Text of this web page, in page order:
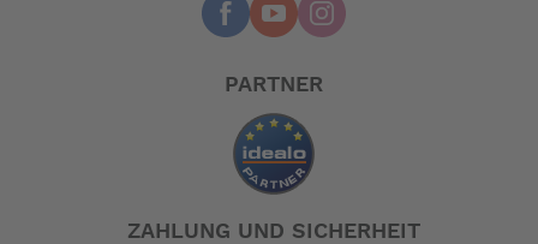
0012000
0015000
-- Auf Produktfotos angezeigte Dekorationsartikel
gehören nicht zum Leistungsumfang. --
PARTNER
ZAHLUNG UND SICHERHEIT